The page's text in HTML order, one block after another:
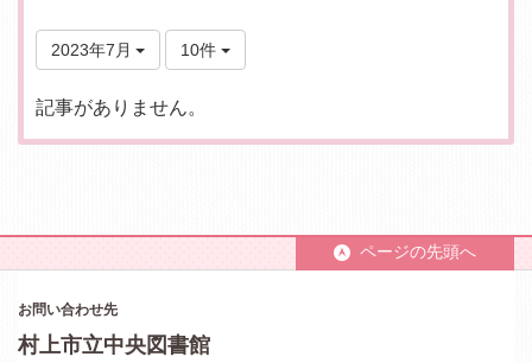
2023年7月 10件
記事がありません。
ページの先頭へ
お問い合わせ先
村上市立中央図書館